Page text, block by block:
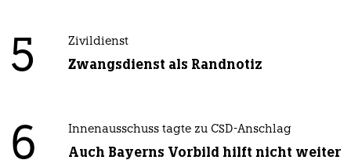
5 Zivildienst
Zwangsdienst als Randnotiz
6 Innenausschuss tagte zu CSD-Anschlag
Auch Bayerns Vorbild hilft nicht weiter